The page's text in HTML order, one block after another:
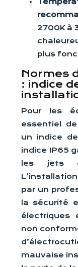
2700K à
plus
Normes
: indice
Pour les
essentiel
un indice
indice IP65
les jets
par un
la sécurité
électriques
non
mauvaise